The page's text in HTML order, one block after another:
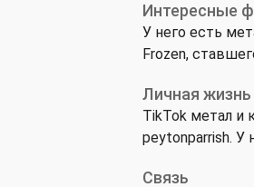
Интересные
У него есть
Frozen,
Личная жизнь
TikTok метал и
peytonparrish. У
Связь